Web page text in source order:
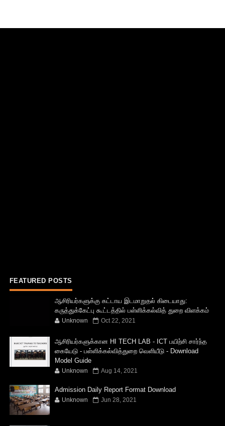
FEATURED POSTS
ஆசிரியர்களுக்கு கட்டாய இடமாறுதல் கிடையாது:
கருத்துக்கேட்பு கூட்டத்தில் பள்ளிக்கல்வித் துறை விளக்கம்
Unknown Oct 22, 2021
ஆசிரியர்களுக்கான HI TECH LAB - ICT பயிற்சி சார்ந்த
கையேடு - பள்ளிக்கல்வித்துறை வெளியீடு - Download
Model Guide
Unknown Aug 14, 2021
Admission Daily Report Format Download
Unknown Jun 28, 2021